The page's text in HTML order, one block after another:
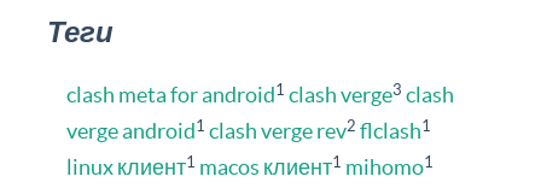
Теги
clash meta for android1 clash verge3 clash
verge android1 clash verge rev2 flclash1
linux клиент1 macos клиент1 mihomo1